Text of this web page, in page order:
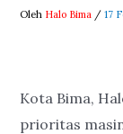
Oleh Halo Bima / 17
Kota Bima,
prioritas